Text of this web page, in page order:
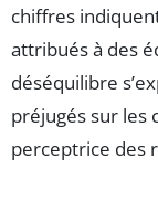
chiffres
attribués à des
déséquilibre
préjugés sur les
perceptrice des